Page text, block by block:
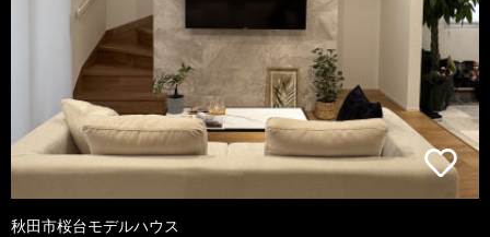
秋田市桜台モデルハウス